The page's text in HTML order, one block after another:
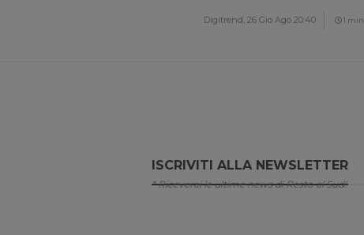
Digitrend, 26 Gio Ago 20:40 1 min
ISCRIVITI ALLA NEWSLETTER
* Riceverai le ultime news di Resto al Sud!